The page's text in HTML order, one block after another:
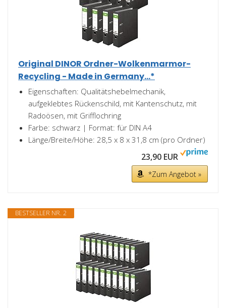
Original DINOR Ordner-Wolkenmarmor-
Recycling - Made in Germany...*
Eigenschaften: Qualitätshebelmechanik,
aufgeklebtes Rückenschild, mit Kantenschutz, mit
Radoösen, mit Grifflochring
Farbe: schwarz | Format: für DIN A4
Länge/Breite/Höhe: 28,5 x 8 x 31,8 cm (pro Ordner)
23,90 EUR
*Zum Angebot »
BESTSELLER NR. 2